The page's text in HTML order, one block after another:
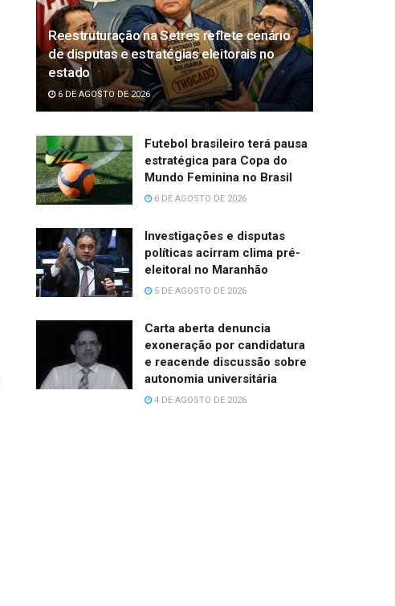
Reestruturação na Setres reflete cenário
de disputas e estratégias eleitorais no
estado
6 DE AGOSTO DE 2026
Futebol brasileiro terá pausa
estratégica para Copa do
Mundo Feminina no Brasil
6 DE AGOSTO DE 2026
Investigações e disputas
políticas acirram clima pré-
eleitoral no Maranhão
5 DE AGOSTO DE 2026
Carta aberta denuncia
exoneração por candidatura
e reacende discussão sobre
autonomia universitária
4 DE AGOSTO DE 2026